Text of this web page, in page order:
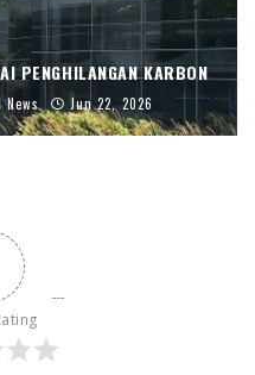
PENGHILANGAN KARBON
News Jun 22, 2026